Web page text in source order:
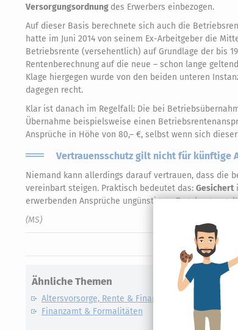
Versorgungsordnung des Erwerbers einbezogen.
Auf dieser Basis berechnete sich auch die
hatte im Juni 2014 von seinem Ex-Arbeitgeber die
Betriebsrente (versehentlich) auf Grundlage der bis
Rentenberechnung auf die neue – schon lange
Klage hiergegen wurde von den beiden unteren
dagegen recht.
Klar ist danach im Regelfall: Die bei
Übernahme beispielsweise einen
Ansprüche in Höhe von 80,– €, selbst wenn sich
Vertrauensschutz gilt nicht für künftige
Niemand kann allerdings darauf vertrauen, dass die
vereinbart steigen. Praktisch bedeutet das: Gesichert
erwerbenden Ansprüche ungünstigere Regelungen
(MS)
Ähnliche Themen
Altersvorsorge, Rente & Finanzen
Finanzamt & Formalitäten